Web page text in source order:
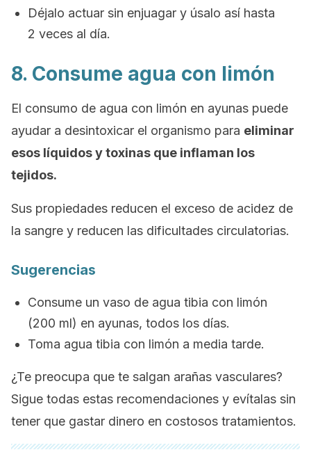
Déjalo actuar sin enjuagar y úsalo así hasta
2 veces al día.
8. Consume agua con limón
El consumo de agua con limón en ayunas puede
ayudar a desintoxicar el organismo para eliminar
esos líquidos y toxinas que inflaman los
tejidos.
Sus propiedades reducen el exceso de acidez de
la sangre y reducen las dificultades circulatorias.
Sugerencias
Consume un vaso de agua tibia con limón
(200 ml) en ayunas, todos los días.
Toma agua tibia con limón a media tarde.
¿Te preocupa que te salgan arañas vasculares?
Sigue todas estas recomendaciones y evítalas sin
tener que gastar dinero en costosos tratamientos.